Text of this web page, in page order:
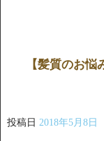
【髪質のお
投稿日 2018年5月8日